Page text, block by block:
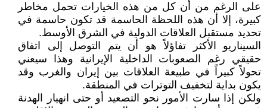
على الرغم من أن كل من هذه الخيارات تحمل مخاطر
كبيرة، إلا أن هذه اللحظة الحاسمة قد تكون حاسمة في
تحديد مستقبل العلاقات الدولية في الشرق الأوسط.
السيناريو الأكثر تفاؤلاً هو أن يتم التوصل إلى اتفاق
حقيقي رغم الصعوبات الداخلية الإيرانية وهذا سيعني
تحولاً كبيراً في طبيعة العلاقات بين إيران والغرب وقد
يكون بداية لتخفيف التوترات في المنطقة.
ولكن إذا سارت الأمور نحو التصعيد أو حتى انهيار الهدنة